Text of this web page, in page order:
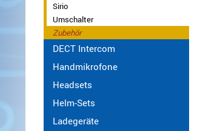
Basisantennen
Duplexer
Triplexer
Weichen
Sirio
Umschalter
Zubehör
DECT Intercom
Handmikrofone
Headsets
Helm-Sets
Ladegeräte